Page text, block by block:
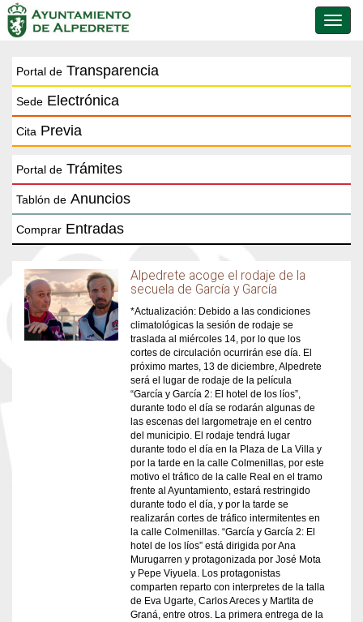
de
Portal de Transparencia
Sede Electrónica
Cita Previa
Portal de Trámites
Tablón de Anuncios
Comprar Entradas
Alpedrete acoge el rodaje de la
secuela de García y García
*Actualización: Debido a las condiciones
climatológicas la sesión de rodaje se
traslada al miércoles 14, por lo que los
cortes de circulación ocurrirán ese día. El
próximo martes, 13 de diciembre, Alpedrete
será el lugar de rodaje de la película
“García y García 2: El hotel de los líos”,
durante todo el día se rodarán algunas de
las escenas del largometraje en el centro
del municipio. El rodaje tendrá lugar
durante todo el día en la Plaza de La Villa y
por la tarde en la calle Colmenillas, por este
motivo el tráfico de la calle Real en el tramo
frente al Ayuntamiento, estará restringido
durante todo el día, y por la tarde se
realizarán cortes de tráfico intermitentes en
la calle Colmenillas. “García y García 2: El
hotel de los líos” está dirigida por Ana
Murugarren y protagonizada por José Mota
y Pepe Viyuela. Los protagonistas
comparten reparto con interpretes de la talla
de Eva Ugarte, Carlos Areces y Martita de
Graná, entre otros. La primera entrega de la